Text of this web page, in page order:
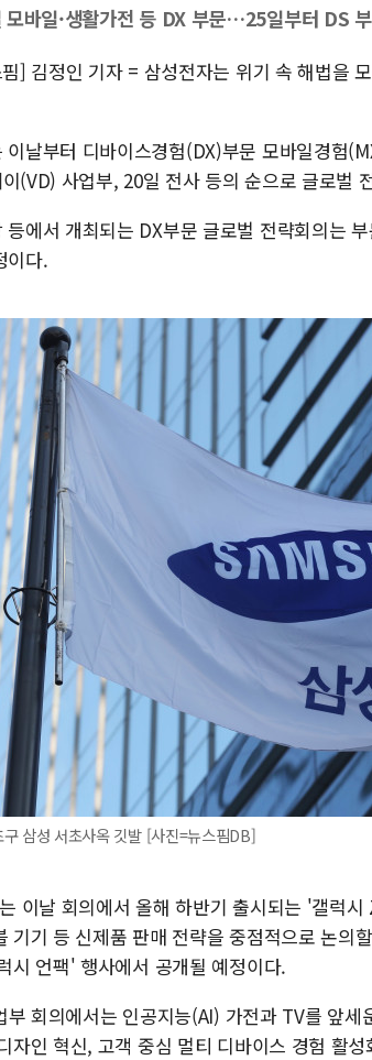
바일·생활가전 등 DX 부문…25일부터 DS
] 김정인 기자 = 삼성전자는 위기 속 해법을
이날부터 디바이스경험(DX)부문 모바일경험
(VD) 사업부, 20일 전사 등의 순으로 글로벌
등에서 개최되는 DX부문 글로벌 전략회의는
이다.
구 삼성 서초사옥 깃발 [사진=뉴스핌DB]
이날 회의에서 올해 하반기 출시되는 '갤럭
기기 등 신제품 판매 전략을 중점적으로 논의
시 언팩' 행사에서 공개될 예정이다.
부 회의에서는 인공지능(AI) 가전과 TV를 앞
자인 혁신, 고객 중심 멀티 디바이스 경험 활